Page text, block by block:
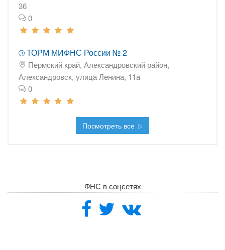
36
0
ТОРМ МИФНС России № 2
Пермский край, Александровский район,
Александровск, улица Ленина, 11а
0
Посмотреть все
ФНС в соцсетях